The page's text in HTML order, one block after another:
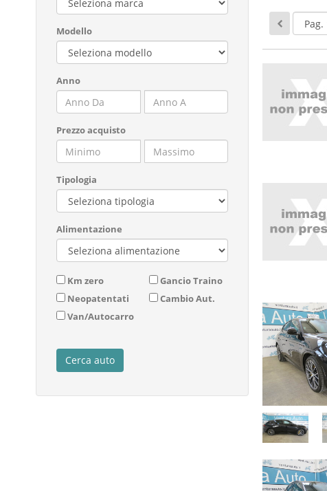
Modello
Anno
Prezzo acquisto
Tipologia
Alimentazione
Km zero
Neopatentati
Van/Autocarro
Gancio Traino
Cambio Aut.